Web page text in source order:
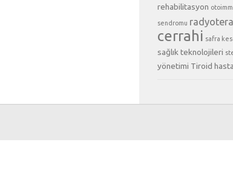
rehabilitasyon
sendromu
cerrahi safra
sağlık teknolojileri
yönetimi Tiroid